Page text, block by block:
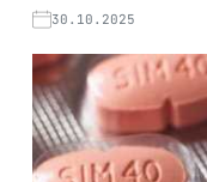
30.10.2025